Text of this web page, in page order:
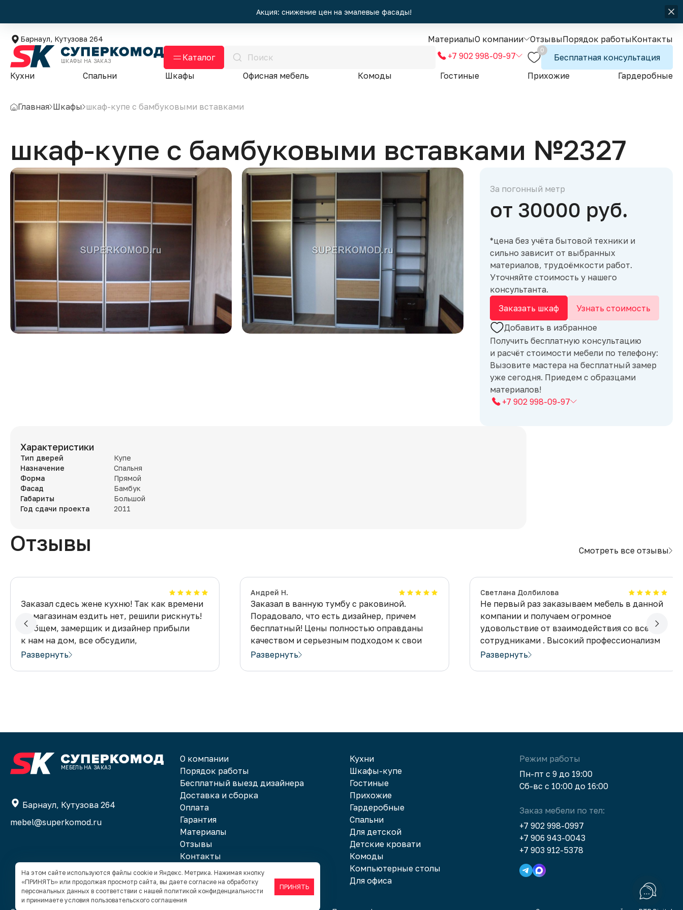
Акция: снижение цен на эмалевые фасады!
Барнаул, Кутузова 264 МатериалыО компании ОтзывыПорядок работыКонтакты
ШКАФЫ НА ЗАКАЗ Каталог +7 902 998-09-97
0
Бесплатная консультация
Кухни
Спальни Шкафы Офисная мебель Комоды Гостиные Прихожие Гардеробные
Главная Шкафы шкаф-купе с бамбуковыми вставками
шкаф-купе с бамбуковыми вставками №2327
За погонный метр
от 30000 руб.
*цена без учёта бытовой техники и
сильно зависит от выбранных
материалов, трудоёмкости работ.
Уточняйте стоимость у нашего
консультанта.
Заказать шкаф
Узнать стоимость
Добавить в избранное
Получить бесплатную консультацию
и расчёт стоимости мебели по телефону:
Вызовите мастера на бесплатный замер
уже сегодня. Приедем с образцами
материалов!
+7 902 998-09-97
Характеристики
Тип дверей
Купе
Назначение
Спальня
Форма
Прямой
Фасад
Бамбук
Габариты
Большой
Год сдачи проекта
2011
Отзывы Смотреть все отзывы
Заказал сдесь жене кухню! Так как времени
по магазинам ездить нет, решили рискнуть!
В общем, замерщик и дизайнер прибыли
к нам на дом, все обсудили,
все понравилось! Изготовили все так,
Развернуть
Андрей Н.
Заказал в ванную тумбу с раковиной.
Порадовало, что есть дизайнер, причем
бесплатный! Цены полностью оправданы
качеством и серьезным подходом к свои
клиентам. Сразу видно, что делают для
Развернуть
​Светлана Долбилова
Не первый раз заказываем мебель в данной
компании и получаем огромное
удовольствие от взаимодействия со всеми
сотрудниками . Высокий профессионализм
и отношения к заказчикам на высшем
Официальный ответ: Светлана, добрый
день! Благодарим за ваш отзыв и оценку
получить такие приятные слова. Будем и
дальше держать высокую планку качества
сервиса. С удовольствием подберем для вас
индивидуальное предложение снова. С
«Суперкомод».
Развернуть
МЕБЕЛЬ НА ЗАКАЗ
Барнаул, Кутузова 264
mebel@superkomod.ru
О компании
Порядок работы
Бесплатный выезд дизайнера
Доставка и сборка
Оплата
Гарантия
Материалы
Отзывы
Контакты
Кухни
Шкафы-купе
Гостиные
Прихожие
Гардеробные
Спальни
Для детской
Детские кровати
Комоды
Компьютерные столы
Для офиса
Режим работы
Пн-пт с 9 до 19:00
Сб-вс с 10:00 до 16:00
Заказ мебели по тел:
+7 902 998-0997
+7 906 943-0043
+7 903 912-5378
На этом сайте используются файлы cookie и Яндекс. Метрика. Нажимая кнопку
«ПРИНЯТЬ» или продолжая просмотр сайта, вы даете согласие на обработку
персональных данных в соответствии с нашей политикой конфиденциальности
и принимаете условия пользовательского соглашения
ПРИНЯТЬ